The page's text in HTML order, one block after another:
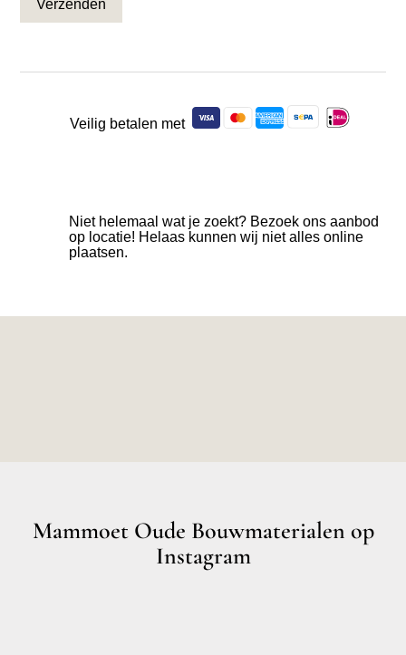
Veilig betalen met
Niet helemaal wat je zoekt? Bezoek ons aanbod
op locatie! Helaas kunnen wij niet alles online
plaatsen.
Mammoet Oude Bouwmaterialen op
Instagram